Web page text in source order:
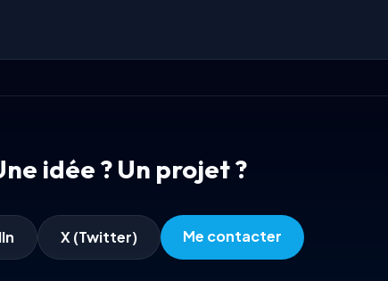
idée ? Un projet ?
X (Twitter) Me contacter